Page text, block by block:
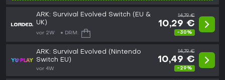
ARK: Survival Evolved Switch (EU &
UK)
vor 2W DRM:
14,79 €
10,29 €
-30%
ARK: Survival Evolved (Nintendo
Switch EU)
vor 4W
14,79 €
10,49 €
-29%